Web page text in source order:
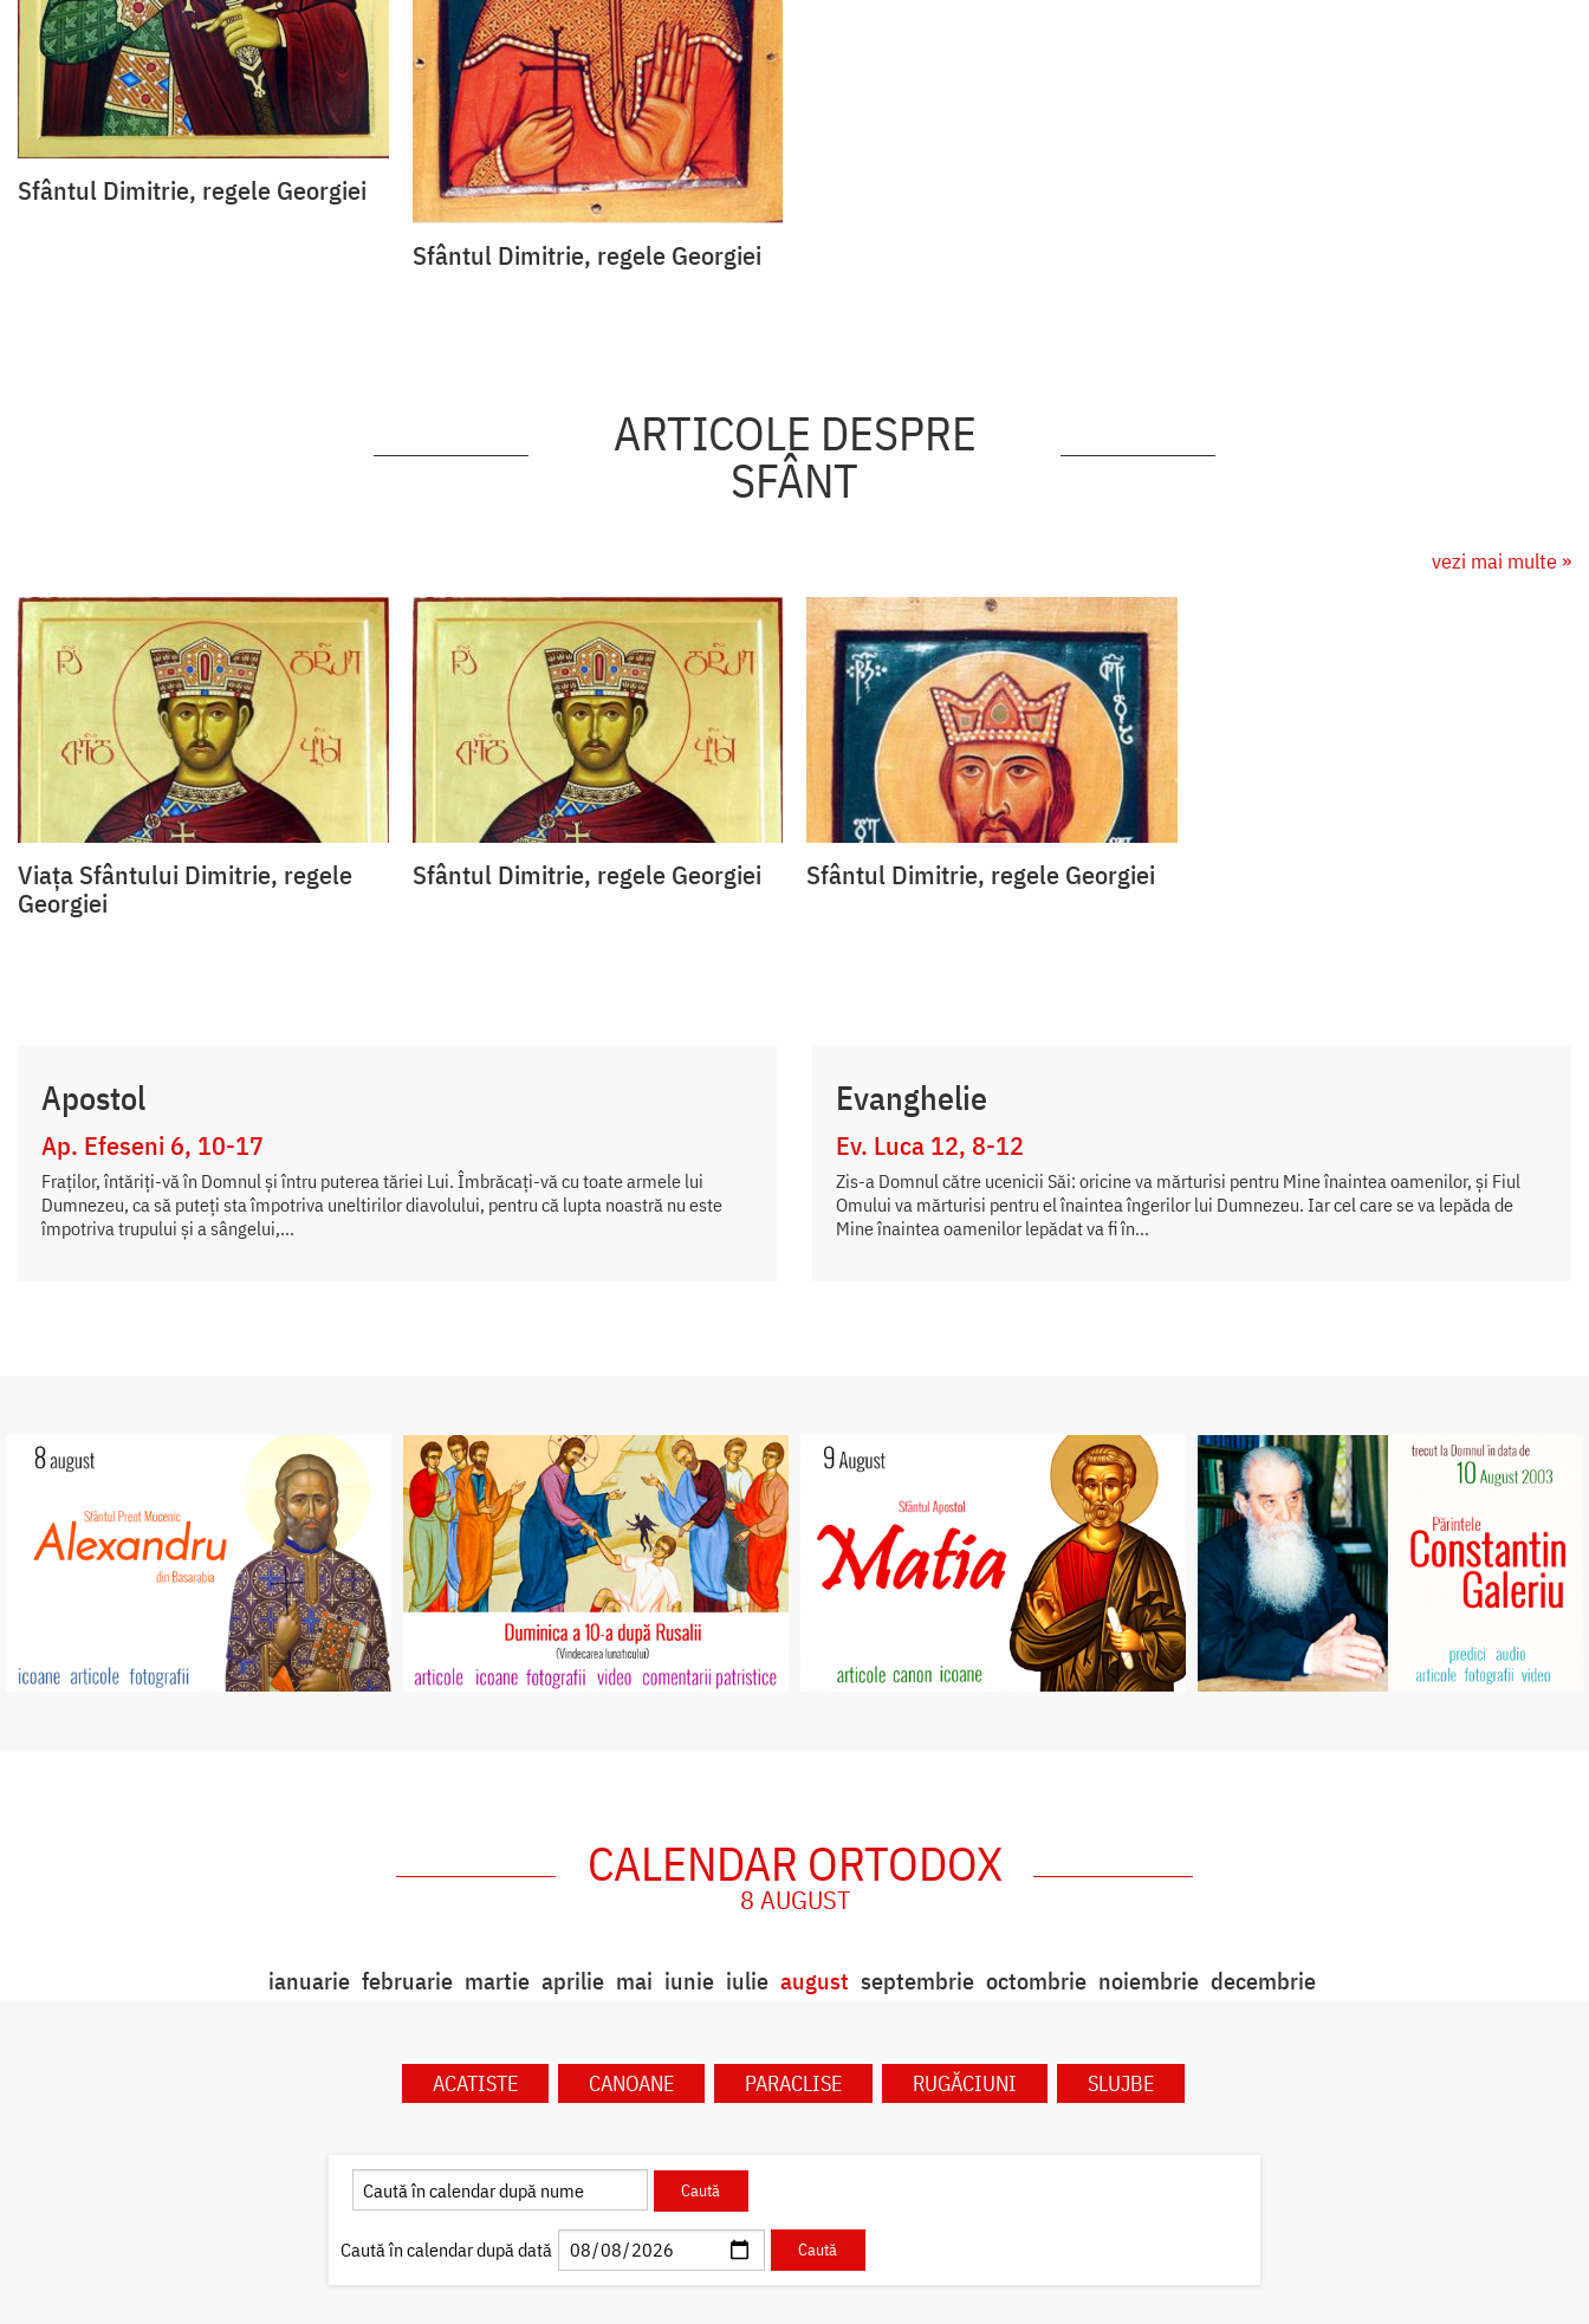
Sfântul Dimitrie, regele Georgiei
Sfântul Dimitrie, regele Georgiei
ARTICOLE DESPRE
SFÂNT
vezi mai multe »
Viața Sfântului Dimitrie, regele
Georgiei
Sfântul Dimitrie, regele Georgiei Sfântul Dimitrie, regele Georgiei
Apostol
Ap. Efeseni 6, 10-17
Fraților, întăriți-vă în Domnul și întru puterea tăriei Lui. Îmbrăcați-vă cu toate armele lui
Dumnezeu, ca să puteți sta împotriva uneltirilor diavolului, pentru că lupta noastră nu este
împotriva trupului și a sângelui,...
Evanghelie
Ev. Luca 12, 8-12
Zis-a Domnul către ucenicii Săi: oricine va mărturisi pentru Mine înaintea oamenilor, şi Fiul
Omului va mărturisi pentru el înaintea îngerilor lui Dumnezeu. Iar cel care se va lepăda de
Mine înaintea oamenilor lepădat va fi în...
CALENDAR ORTODOX
8 AUGUST
ianuarie februarie martie aprilie mai iunie iulie august septembrie octombrie noiembrie decembrie
ACATISTE CANOANE PARACLISE RUGĂCIUNI SLUJBE
Caută în calendar după dată